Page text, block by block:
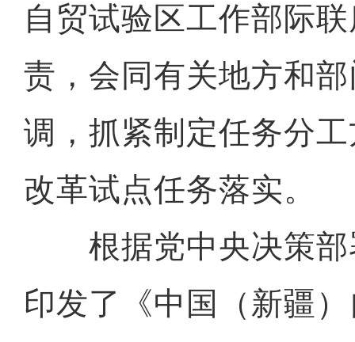
自贸试验区工作部际
责，会同有关地方和
调，抓紧制定任务分
改革试点任务落实。
根据党中央决策部
印发了《中国（新疆